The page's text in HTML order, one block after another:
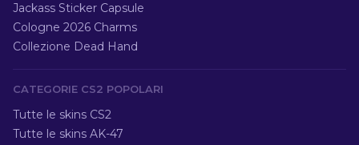
Jackass Sticker Capsule
Cologne 2026 Charms
Collezione Dead Hand
CATEGORIE CS2 POPOLARI
Tutte le skins CS2
Tutte le skins AK-47